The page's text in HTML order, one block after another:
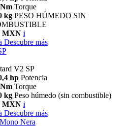
Torque
kg PESO HÚMEDO SIN
MXN i
Descubre más
V2 SP
hp Potencia
Torque
kg Peso húmedo (sin combustible)
MXN i
Descubre más
Nera